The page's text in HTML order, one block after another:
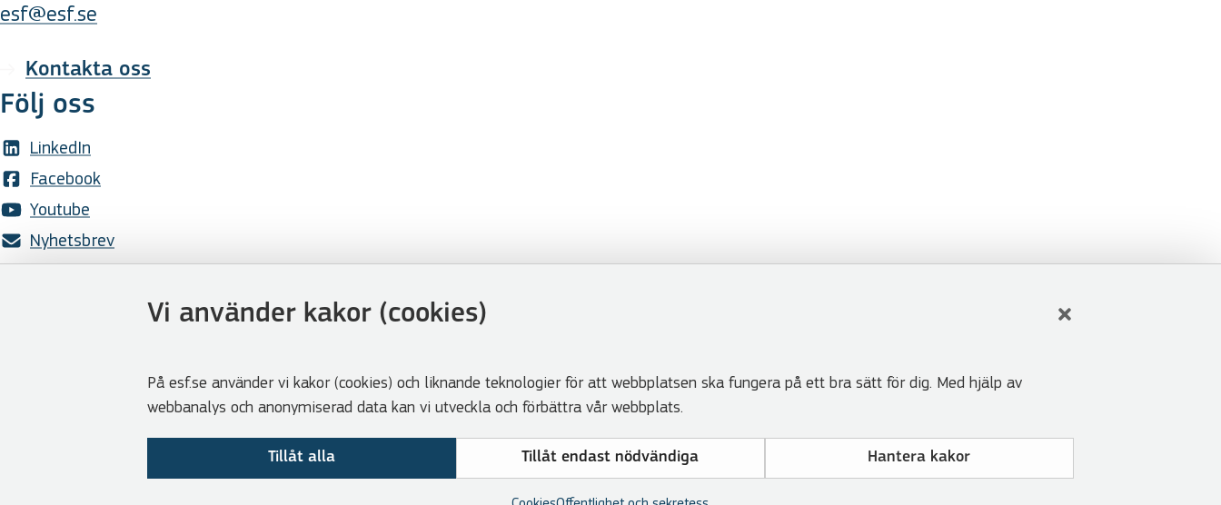
Vi använder kakor (cookies)
På esf.se använder vi kakor (cookies) och liknande teknologier för att webbplatsen ska fungera på ett bra sätt för dig. Med hjälp av
webbanalys och anonymiserad data kan vi utveckla och förbättra vår webbplats.
Tillåt alla Tillåt endast nödvändiga Hantera kakor
esf@esf.se
Kontakta oss
Följ oss
LinkedIn
Facebook
Youtube
Nyhetsbrev
Visselblåsarfunktion